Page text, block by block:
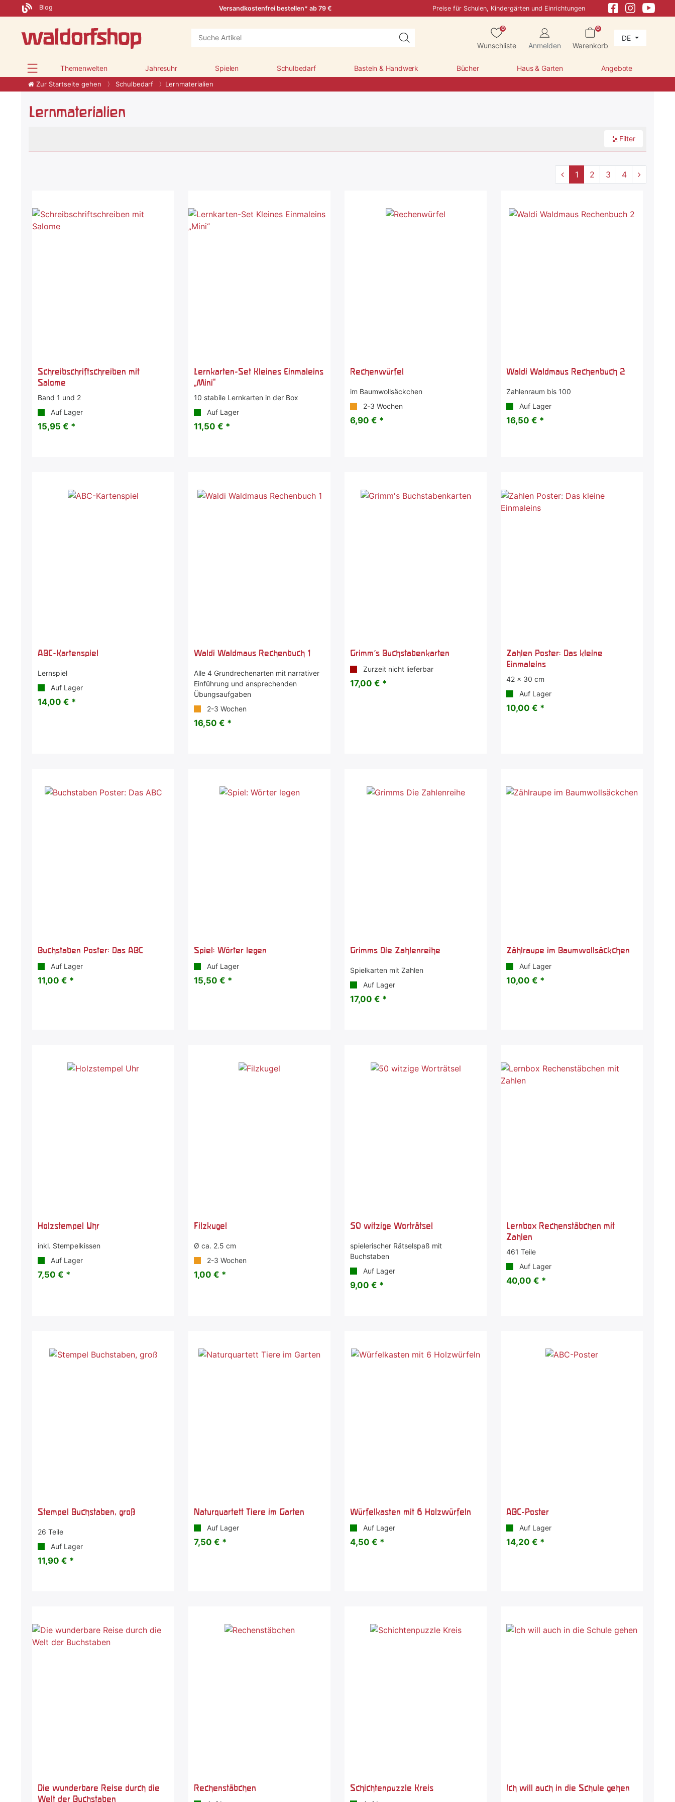
Blog Versandkostenfrei bestellen* ab 79 € Preise für Schulen, Kindergärten und Einrichtungen
0
Wunschliste Anmelden
0
Warenkorb
DE
Themenwelten Jahresuhr Spielen Schulbedarf Basteln & Handwerk Bücher Haus & Garten Angebote
Zur Startseite gehen Schulbedarf Lernmaterialien
Lernmaterialien
Filter
1 2 3 4
Schreibschriftschreiben mit
Salome
Band 1 und 2
Auf Lager
15,95 € *
Lernkarten-Set Kleines Einmaleins
„Mini“
10 stabile Lernkarten in der Box
Auf Lager
11,50 € *
Rechenwürfel
im Baumwollsäckchen
2-3 Wochen
6,90 € *
Waldi Waldmaus Rechenbuch 2
Zahlenraum bis 100
Auf Lager
16,50 € *
ABC-Kartenspiel
Lernspiel
Auf Lager
14,00 € *
Waldi Waldmaus Rechenbuch 1
Alle 4 Grundrechenarten mit narrativer
Einführung und ansprechenden
Übungsaufgaben
2-3 Wochen
16,50 € *
Grimm's Buchstabenkarten
Zurzeit nicht lieferbar
17,00 € *
Zahlen Poster: Das kleine
Einmaleins
42 x 30 cm
Auf Lager
10,00 € *
Buchstaben Poster: Das ABC
Auf Lager
11,00 € *
Spiel: Wörter legen
Auf Lager
15,50 € *
Grimms Die Zahlenreihe
Spielkarten mit Zahlen
Auf Lager
17,00 € *
Zählraupe im Baumwollsäckchen
Auf Lager
10,00 € *
Holzstempel Uhr
inkl. Stempelkissen
Auf Lager
7,50 € *
Filzkugel
Ø ca. 2.5 cm
2-3 Wochen
1,00 € *
50 witzige Worträtsel
spielerischer Rätselspaß mit
Buchstaben
Auf Lager
9,00 € *
Lernbox Rechenstäbchen mit
Zahlen
461 Teile
Auf Lager
40,00 € *
Stempel Buchstaben, groß
26 Teile
Auf Lager
11,90 € *
Naturquartett Tiere im Garten
Auf Lager
7,50 € *
Würfelkasten mit 6 Holzwürfeln
Auf Lager
4,50 € *
ABC-Poster
Auf Lager
14,20 € *
Die wunderbare Reise durch die
Welt der Buchstaben
Rechenstäbchen Schichtenpuzzle Kreis Ich will auch in die Schule gehen